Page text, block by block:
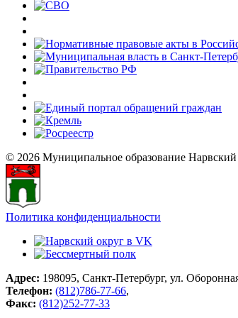
© 2026 Муниципальное образование
Политика конфиденциальности
Адрес: 198095, Санкт-Петербург, ул.
Телефон: (812)786-77-66,
Факс: (812)252-77-33